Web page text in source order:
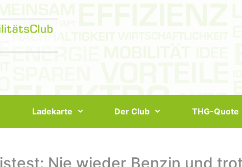
Ladekarte Der Club THG-Quote
Nie wieder Benzin und